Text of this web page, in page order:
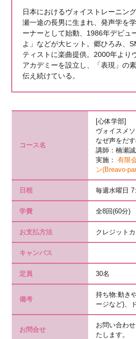
日本におけるヴォイストレーニン
瀬一途の長男に生まれ、発声学を
ーナーとして始動、1986年デビュ
よ」などが大ヒット。郷ひろみ、
ティストに楽曲提供。2000年より
アカデミーを設立し、「表現」の
伝え続けている。
コース名
[心体学部]
ヴォイスメ
なぜ声をだ
講師：楠瀬
実施： 有限
ン(Breavo-
日程 毎週水曜日
学費 全8回(60分)
お支払方法 クレジット
キャンパス
定員 30名
備考
持ち物:動き
ージなど)、
お問合せ
お問い合わ
たします。